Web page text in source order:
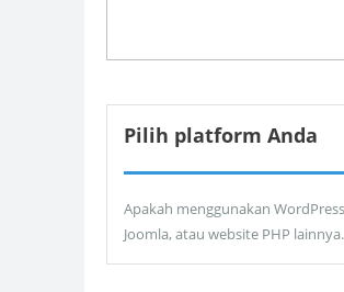
Pilih platform Anda
Apakah menggunakan
Joomla, atau website PHP lainnya.